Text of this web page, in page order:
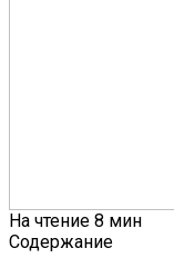
На чтение 8 мин
Содержание